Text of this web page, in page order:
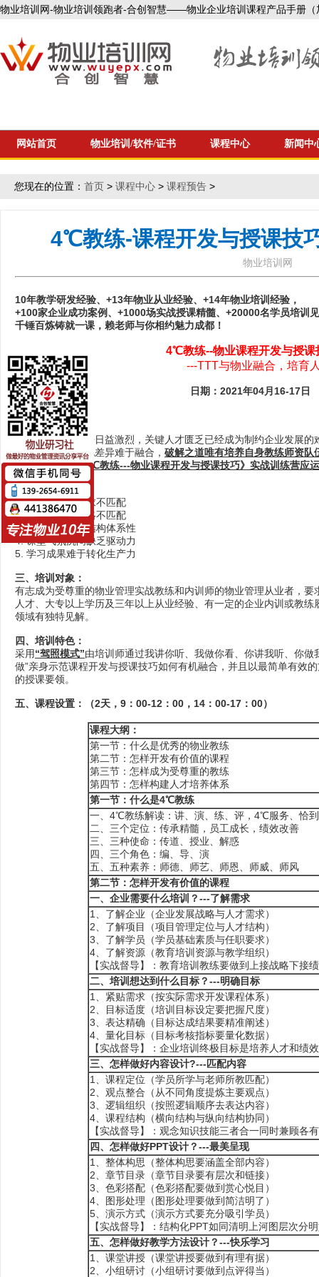
物业培训网-物业培训领跑者-合创智慧——物业企业培训课程产品手册
网站首页 物业培训/软件/证书 课程中心 新闻中
您现在的位置： 首页 > 课程中心 > 课程预告 >
4℃教练-课程开发与授课技
物业培训网
10年教学研发经验、+13年物业从业经验、+14年物业培训经验，
+100家企业成功案例、+1000场实战授课精髓、+20000名学员培训
千锤百炼铸就一课，赖老师与你相约魅力成都！
4℃教练--物业课程开发与授课
---TTT与物业融合，培育
日期：2021年04月16-17日
一、课程背景：
物业管理市场竞争日益激烈，关键人才匮乏已经成为制约企业发展
高薪外聘却因文化差异难于融合， 破解之道唯有培养自身教练师资
养造血功能，《4℃教练---物业课程开发与授课技巧》实战训练营应
二、痛点分析：
1. 培训供给与需求不匹配
2. 内容与企业战略不匹配
3. 课程零散缺乏结构体系性
4. 课堂气氛沉闷缺乏驱动力
5. 学习成果难于转化生产力
三、培训对象：
有志成为受尊重的物业管理实战教练和内训师的物业管理从业者，
人才、大专以上学历及三年以上从业经验、有一定的企业内训或教
领域有独特见解。
四、培训特色：
采用“驾照模式”由培训师通过我讲你听、我做你看、你讲我听、你
做”亲身示范课程开发与授课技巧如何有机融合，并且以最简单有效
的授课要领。
五、课程设置：（2天，9：00-12：00，14：00-17：00）
课程大纲 ：
第一节：什么是优秀的物业教练
第二节：怎样开发有价值的课程
第三节：怎样成为受尊重的教练
第四节：怎样构建人才培养体系
第一节： 什么是4℃教练
一、4℃教练解读：讲、演、练、评，4℃服务、恰
二、三个定位：传承精髓，员工成长，绩效改善
三、三种使命：传道、授业、解惑
四、三个角色：编、导、演
五、五种素养：师德、师艺、师恩、师威、师风
第二节： 怎样开发有价值的课程
一、 企业需要什么培训？---了解需求
1、了解企业（企业发展战略与人才需求）
2、了解项目（项目管理定位与人才结构）
3、了解学员（学员基础素质与任职要求）
4、了解资源（教育培训资源与教学组织）
【实战督导】：教育培训教练要做到上接战略下接
二、 培训想达到什么目标？---明确目标
1、紧贴需求（按实际需求开发课程体系）
2、目标适度（培训目标设定要把握尺度）
3、表达精确（目标达成结果要精准阐述）
4、量化目标（目标考核指标要量化数据）
【实战督导】：企业培训终极目标是培养人才和绩
三、 怎样做好内容设计?---匹配内容
1、课程定位（学员所学与老师所教匹配）
2、观点整合（从不同角度提炼主要观点）
3、逻辑组织（按照逻辑顺序去表达内容）
4、课程结构（横向结构与纵向结构协同）
【实战督导】：观念知识技能三者合一同时兼顾各
四、 怎样做好PPT设计？---最美呈现
1、整体构思（整体构思要涵盖全部内容）
2、章节目录（章节目录要有层次和链接）
3、色彩搭配（色彩搭配要做到赏心悦目）
4、图形处理（图形处理要做到简洁明了）
5、演示方式（演示方式要充分吸引学员）
【实战督导】：结构化PPT如同清明上河图层次分
五、怎样做好教学方法设计？---快乐学习
1、课堂讲授（课堂讲授要做到有理有据）
2、小组研讨（小组研讨要做到点评得当）